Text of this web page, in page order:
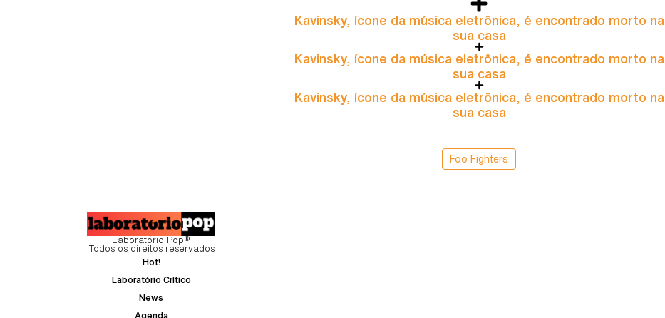
Kavinsky, ícone da música eletrônica, é encontrado morto na
sua casa
Kavinsky, ícone da música eletrônica, é encontrado morto na
sua casa
Kavinsky, ícone da música eletrônica, é encontrado morto na
sua casa
Foo Fighters
Laboratório Pop®
Todos os direitos reservados
Hot!
Laboratório Crítico
News
Agenda